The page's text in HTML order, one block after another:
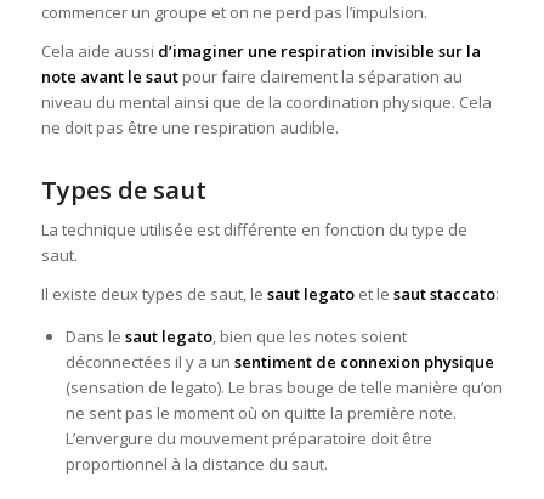
commencer un groupe et on ne perd pas l’impulsion.
Cela aide aussi d’imaginer une respiration invisible sur la
note avant le sautpour faire clairement la séparation au
niveau du mental ainsi que de la coordination physique. Cela
ne doit pas être une respiration audible.
Types de saut
La technique utilisée est différente en fonction du type de
saut.
Il existe deux types de saut, le saut legatoet le saut staccato:
Dans le saut legato, bien que les notes soient
déconnectées il y a un sentiment de connexion physique
(sensation de legato). Le bras bouge de telle manière qu’on
ne sent pas le moment où on quitte la première note.
L’envergure du mouvement préparatoire doit être
proportionnel à la distance du saut.